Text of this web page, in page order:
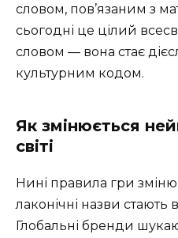
словом, пов’язаним з
сьогодні це цілий
словом — вона стає
культурним кодом.
Як змінюється
світі
Нині правила гри
лаконічні назви
Глобальні бренди